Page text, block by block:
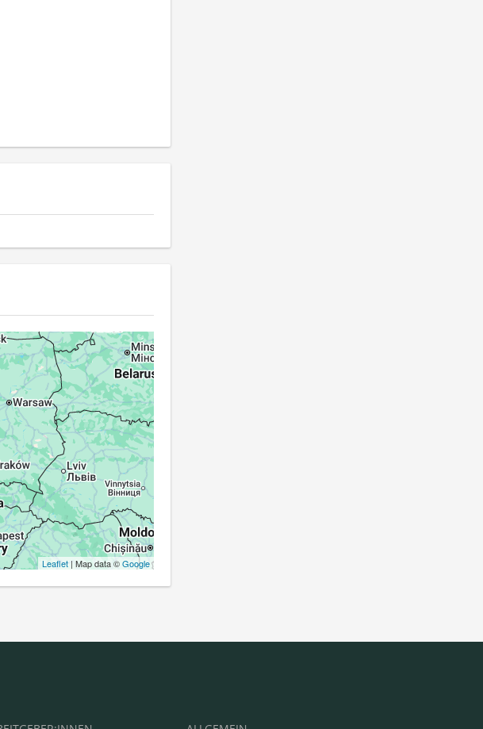
Leaflet | Map data ©Google